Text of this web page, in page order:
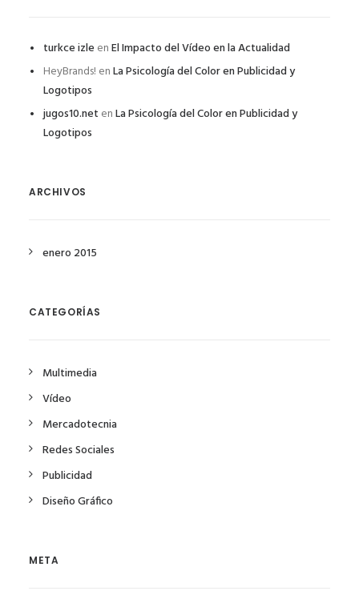
turkce izle enEl Impacto del Vídeo en la Actualidad
HeyBrands! enLa Psicología del Color en Publicidad y
Logotipos
jugos10.net enLa Psicología del Color en Publicidad y
Logotipos
ARCHIVOS
enero 2015
CATEGORÍAS
Multimedia
Vídeo
Mercadotecnia
Redes Sociales
Publicidad
Diseño Gráfico
META